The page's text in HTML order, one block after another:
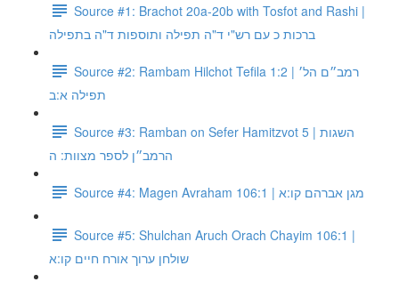
Source #1: Brachot 20a-20b with Tosfot and Rashi |
ברכות כ עם רש"י ד"ה תפילה ותוספות ד"ה בתפילה
Source #2: Rambam Hilchot Tefila 1:2 | רמב״ם הל׳
תפילה א:ב
Source #3: Ramban on Sefer Hamitzvot 5 | השגות
הרמב״ן לספר מצוות: ה
Source #4: Magen Avraham 106:1 | מגן אברהם קו:א
Source #5: Shulchan Aruch Orach Chayim 106:1 |
שולחן ערוך אורח חיים קו:א